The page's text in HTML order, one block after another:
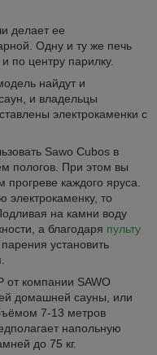
делает ее
Одну и ту же печь
по центру парилку.
найдут и
и владельцы
электрокаменки с
Sawo Cubos в
пологов. При этом вы
каждого яруса.
электрокаменку, то
на камни воду
а благодаря пульту
установить
от компании SAWO
домашней сауны, или
7-13 метров
напольную
до 75 кг.